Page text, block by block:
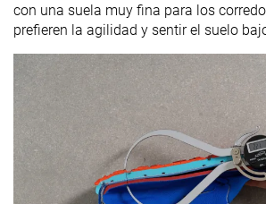
con una suela muy fina para los
prefieren la agilidad y sentir el suelo